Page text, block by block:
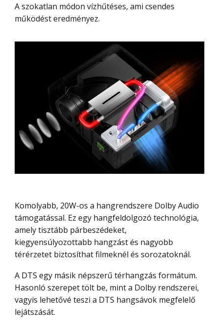
A szokatlan módon vízhűtéses, ami csendes
működést eredményez.
Komolyabb, 20W-os a hangrendszere Dolby Audio
támogatással. Ez egy hangfeldolgozó technológia,
amely tisztább párbeszédeket,
kiegyensúlyozottabb hangzást és nagyobb
térérzetet biztosíthat filmeknél és sorozatoknál.
A DTS egy másik népszerű térhangzás formátum.
Hasonló szerepet tölt be, mint a Dolby rendszerei,
vagyis lehetővé teszi a DTS hangsávok megfelelő
lejátszását.